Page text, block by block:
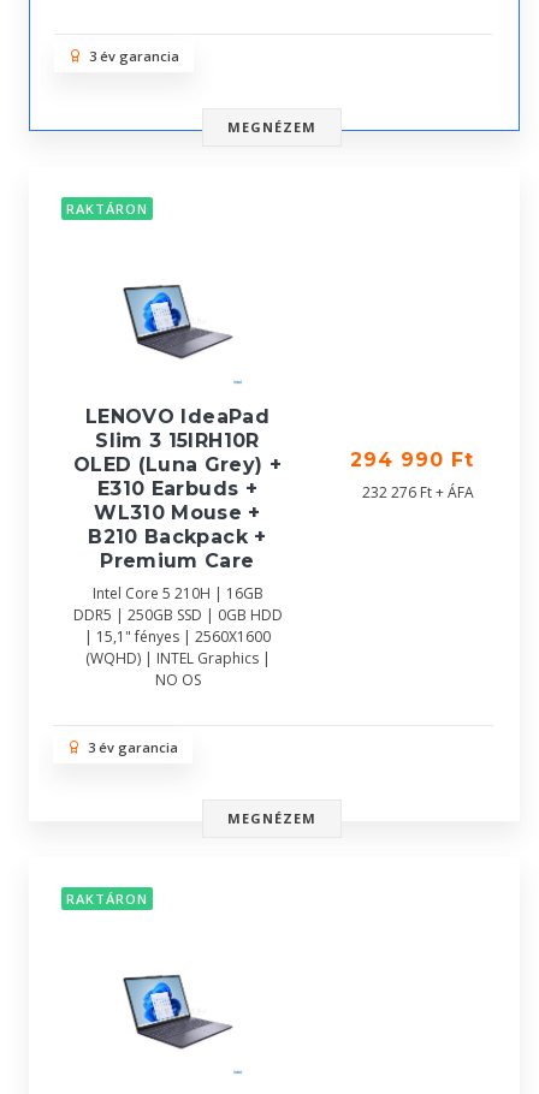
3 év garancia
MEGNÉZEM
RAKTÁRON
LENOVO IdeaPad
Slim 3 15IRH10R
OLED (Luna Grey) +
E310 Earbuds +
WL310 Mouse +
B210 Backpack +
Premium Care
Intel Core 5 210H | 16GB
DDR5 | 250GB SSD | 0GB HDD
| 15,1" fényes | 2560X1600
(WQHD) | INTEL Graphics |
NO OS
294 990 Ft
232 276 Ft + ÁFA
3 év garancia
MEGNÉZEM
RAKTÁRON